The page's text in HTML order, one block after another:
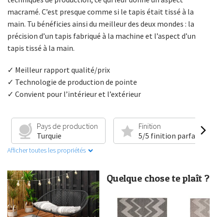
macramé. C’est presque comme si le tapis était tissé à la
main. Tu bénéficies ainsi du meilleur des deux mondes : la
précision d’un tapis fabriqué à la machine et l’aspect d’un
tapis tissé à la main.
✓ Meilleur rapport qualité/prix
✓ Technologie de production de pointe
✓ Convient pour l’intérieur et l’extérieur
Pays de production
Turquie
Finition
5/5 finition parfaite
Afficher toutes les propriétés
Quelque chose te plaît ?